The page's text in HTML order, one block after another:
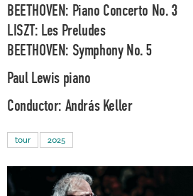
BEETHOVEN: Piano Concerto No. 3
LISZT: Les Preludes
BEETHOVEN: Symphony No. 5
Paul Lewis piano
Conductor: András Keller
tour 2025